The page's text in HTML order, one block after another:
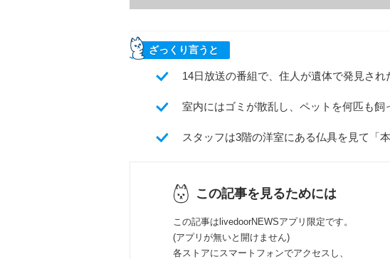
ざっくり言うと
14日放送の番組で、住人が遺体で発見さ
室内にはゴミが散乱し、ペットを何匹も飼
スタッフは3階の洋室にある仏具を見て「
この記事を見るためには
この記事はlivedoorNEWSアプリ限定です。
(アプリが無いと開けません)
各ストアにスマートフォンでアクセスし、